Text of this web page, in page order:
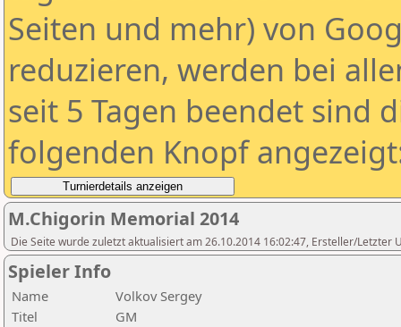
Seiten und mehr) von
reduzieren, werden bei
seit 5 Tagen beendet sind
folgenden Knopf
M.Chigorin Memorial 2014
Die Seite wurde zuletzt aktualisiert am 26.10.2014 16:02:47, Ersteller/Letzter
Spieler Info
Name
Volkov Sergey
Titel
GM